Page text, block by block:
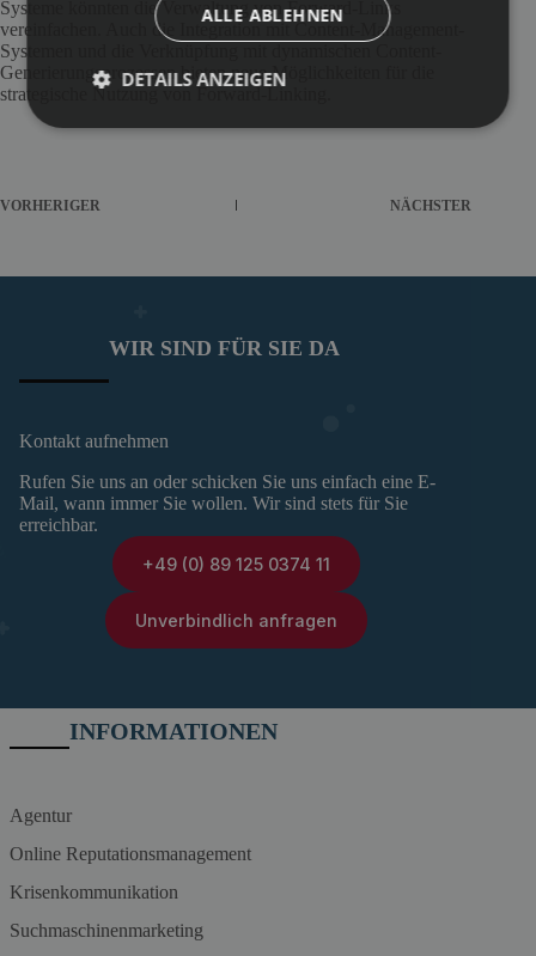
Systeme könnten die Verwaltung von Forward-Links
vereinfachen. Auch die Integration mit Content-Management-
Systemen und die Verknüpfung mit dynamischen Content-
Generierungsprozessen bieten neue Möglichkeiten für die
strategische Nutzung von Forward-Linking.
VORHERIGER NÄCHSTER
WIR SIND FÜR SIE DA
Kontakt aufnehmen
Rufen Sie uns an oder schicken Sie uns einfach eine E-
Mail, wann immer Sie wollen. Wir sind stets für Sie
erreichbar.
+49 (0) 89 125 0374 11
Unverbindlich anfragen
INFORMATIONEN
Agentur
Online Reputationsmanagement
Krisenkommunikation
Suchmaschinenmarketing
ALLE ABLEHNEN
DETAILS ANZEIGEN